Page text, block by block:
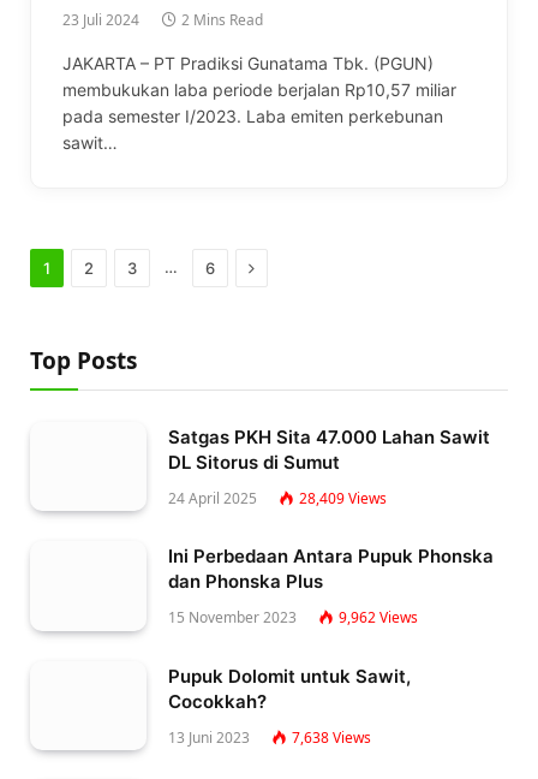
23 Juli 2024 2 Mins Read
JAKARTA – PT Pradiksi Gunatama Tbk. (PGUN)
membukukan laba periode berjalan Rp10,57 miliar
pada semester I/2023. Laba emiten perkebunan
sawit…
1 2 3 … 6 Next
Top Posts
Satgas PKH Sita 47.000 Lahan Sawit
DL Sitorus di Sumut
24 April 2025 28,409Views
Ini Perbedaan Antara Pupuk Phonska
dan Phonska Plus
15 November 2023 9,962Views
Pupuk Dolomit untuk Sawit,
Cocokkah?
13 Juni 2023 7,638Views